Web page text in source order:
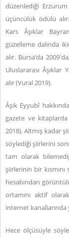
düzenlediği Erzurum
üçüncülük ödülü alır.
Kars Âşıklar
güzelleme dalında
alır. Bursa’da
Uluslararası Âşıklar
alır (Vural 2019).
Âşık Eyyubî
gazete ve kitaplarda
2018). Altmış kadar
söylediği şiirlerini
tam olarak
şiirlerinin bir
hesabından
ortamını aktif
internet kanallarında
Hece ölçüsüyle